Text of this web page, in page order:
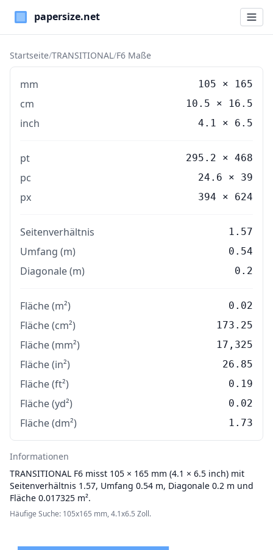
Paper Sizes
Startseite/TRANSITIONAL/F6 Maße
mm 105 × 165
cm 10.5 × 16.5
inch 4.1 × 6.5
pt 295.2 × 468
pc 24.6 × 39
px 394 × 624
Seitenverhältnis 1.57
Umfang (m) 0.54
Diagonale (m) 0.2
Fläche (m²) 0.02
Fläche (cm²) 173.25
Fläche (mm²) 17,325
Fläche (in²) 26.85
Fläche (ft²) 0.19
Fläche (yd²) 0.02
Fläche (dm²) 1.73
Informationen
TRANSITIONAL F6 misst 105 × 165 mm (4.1 × 6.5 inch) mit
Seitenverhältnis 1.57, Umfang 0.54 m, Diagonale 0.2 m und
Fläche 0.017325 m².
Häufige Suche: 105x165 mm, 4.1x6.5 Zoll.